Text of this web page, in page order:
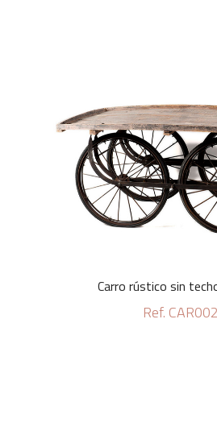
Carro rústico sin
Ref. CAR002